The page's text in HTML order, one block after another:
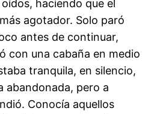
haciendo que el
agotador. Solo paró
antes de continuar,
con una cabaña en medio
tranquila, en silencio,
abandonada, pero a
Conocía aquellos